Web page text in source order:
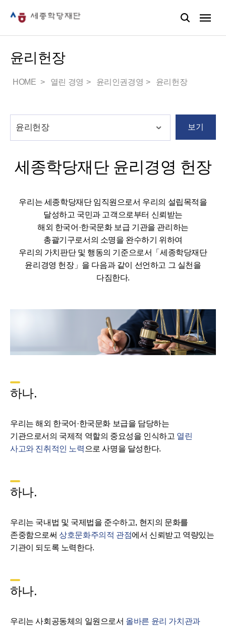
윤리헌장
HOME 열린 경영 윤리인권경영 윤리헌장
보기
세종학당재단 윤리경영 헌장
우리는 세종학당재단 임직원으로서 우리의 설립목적을
달성하고 국민과 고객으로부터 신뢰받는
해외 한국어·한국문화 보급 기관을 관리하는
총괄기구로서의 소명을 완수하기 위하여
우리의 가치판단 및 행동의 기준으로서「세종학당재단
윤리경영 헌장」을 다음과 같이 선언하고 그 실천을
다짐한다.
하나.
우리는 해외 한국어·한국문화 보급을 담당하는
기관으로서의 국제적 역할의 중요성을 인식하고 열린
사고와 진취적인 노력 으로 사명을 달성한다.
하나.
우리는 국내법 및 국제법을 준수하고, 현지의 문화를
존중함으로써상호문화주의적 관점에서 신뢰받고 역량있는
기관이 되도록 노력한다.
하나.
우리는 사회공동체의 일원으로서 올바른 윤리 가치관과